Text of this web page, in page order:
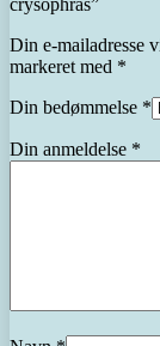
crysophras”
Din e-mailadresse
markeret med *
Din bedømmelse *
Din anmeldelse *